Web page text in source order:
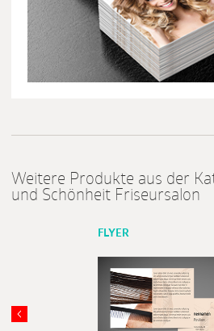
Weitere Produkte aus der
und Schönheit Friseursalon
FLYER